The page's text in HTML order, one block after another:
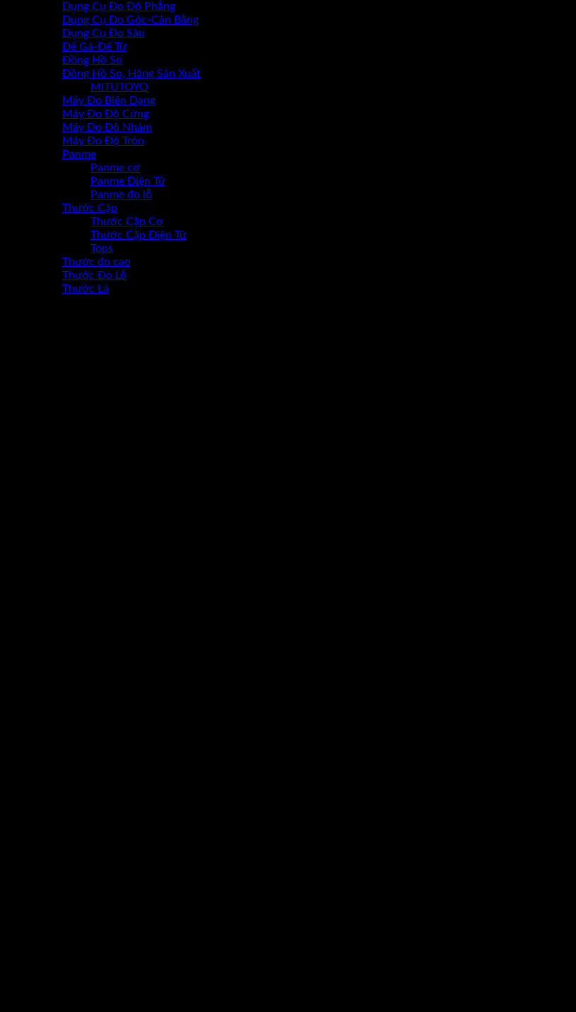
Dụng Cụ Đo Độ Phẳng
Dụng Cụ Đo Góc-Cân Bằng
Dụng Cụ Đo Sâu
Đế Gá-Đế Từ
Đồng Hồ So
Đồng Hồ So, Hãng Sản Xuất
MITUTOYO
Máy Đo Biên Dạng
Máy Đo Độ Cứng
Máy Đo Đô Nhám
Máy Đo Độ Tròn
Panme
Panme cơ
Panme Điện Tử
Panme đo lỗ
Thước Cặp
Thước Cặp Cơ
Thước Cặp Điện Tử
Tops
Thước đo cao
Thước Đo Lỗ
Thước Lá